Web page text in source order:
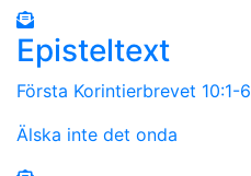
Episteltext
Första Korintierbrevet 10:1-6
Älska inte det onda